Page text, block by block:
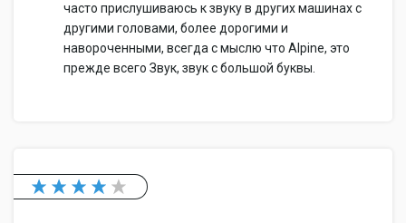
часто прислушиваюсь к звуку в других машинах с
другими головами, более дорогими и
навороченными, всегда с мыслю что Alpine, это
прежде всего Звук, звук с большой буквы.